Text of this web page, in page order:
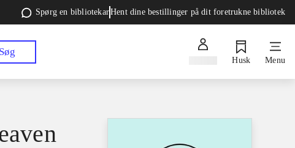
Spørg en bibliotekarHent dine bestillinger på dit foretrukne bibliotek
Søg
Husk Menu